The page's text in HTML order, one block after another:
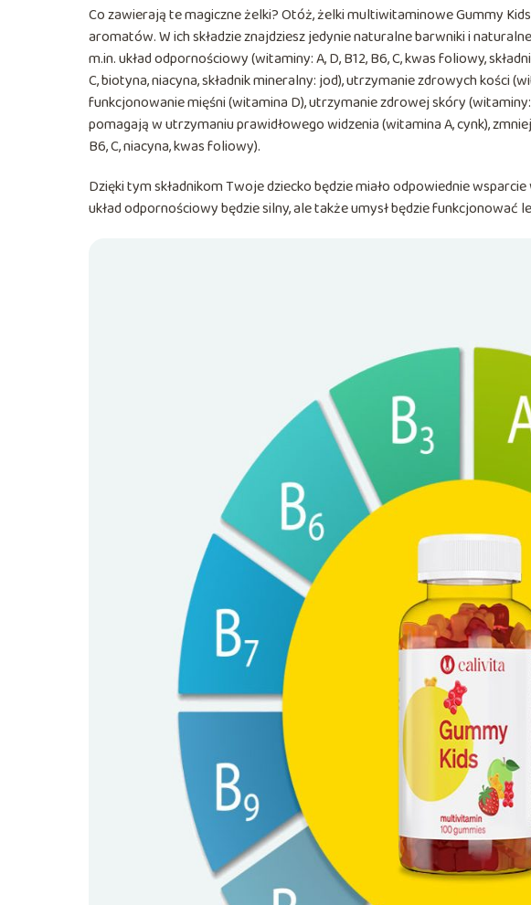
Co zawierają te magiczne żelki? Otóż, żelki multiwitaminowe Gummy
aromatów. W ich składzie znajdziesz jedynie naturalne barwniki i
m.in. układ odpornościowy (witaminy: A, D, B12, B6, C, kwas foliowy,
C, biotyna, niacyna, składnik mineralny: jod), utrzymanie zdrowych kości
funkcjonowanie mięśni (witamina D), utrzymanie zdrowej skóry (witaminy:
pomagają w utrzymaniu prawidłowego widzenia (witamina A, cynk),
B6, C, niacyna, kwas foliowy).
Dzięki tym składnikom Twoje dziecko będzie miało odpowiednie
układ odpornościowy będzie silny, ale także umysł będzie funkcjonować